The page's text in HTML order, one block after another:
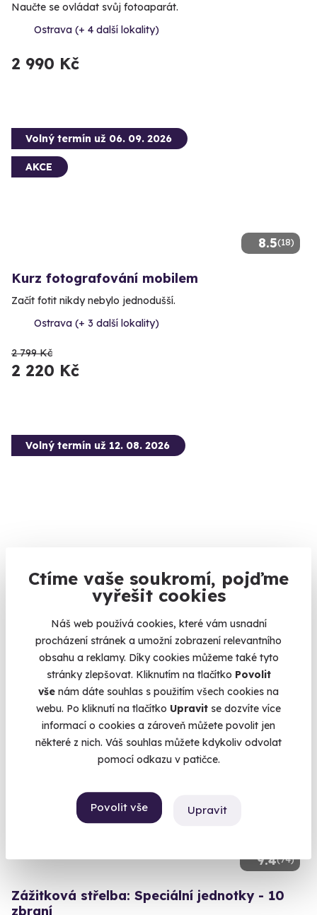
Ctíme vaše soukromí, pojďme
vyřešit cookies
Náš web používá cookies, které vám usnadní
procházení stránek a umožní zobrazení relevantního
obsahu a reklamy. Díky cookies můžeme také tyto
stránky zlepšovat. Kliknutím na tlačítko Povolit
vše nám dáte souhlas s použitím všech cookies na
webu. Po kliknutí na tlačítko Upravit se dozvíte více
informací o cookies a zároveň můžete povolit jen
některé z nich. Váš souhlas můžete kdykoliv odvolat
pomocí odkazu v patičce.
Povolit vše Upravit
Naučte se ovládat svůj fotoaparát.
Ostrava (+ 4 další lokality)
2 990 Kč
8.5(18)
Volný termín už 06. 09. 2026
AKCE
Kurz fotografování mobilem
Začít fotit nikdy nebylo jednodušší.
Ostrava (+ 3 další lokality)
2 799 Kč
2 220 Kč
Volný termín už 12. 08. 2026
Zážitková střelba pro děti - 10 zbraní
Připravte se na nálož 80 nábojů.
Budišov nad Budišovkou (okres Opava)
(+ 28 dalších lokalit)
1 999 Kč
9.4(74)
Volný termín už 12. 08. 2026
Zážitková střelba: Speciální jednotky - 10
zbraní